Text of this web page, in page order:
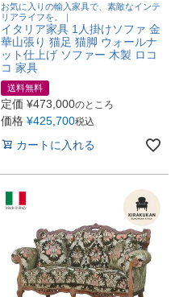
お気に入りの輸入家具で、素敵なインテ
リアライフを。｜
イタリア家具 1人掛けソファ 金
華山張り 猫足 猫脚 ウォールナ
ット仕上げ ソファー 木製 ロコ
コ 家具
送料無料
定価 ¥473,000のところ
価格 ¥425,700税込
カートに入れる